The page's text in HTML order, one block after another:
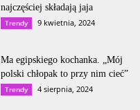
najczęściej składają jaja
Trendy 9 kwietnia, 2024
Ma egipskiego kochanka. „Mój
polski chłopak to przy nim cieć”
Trendy 4 sierpnia, 2024